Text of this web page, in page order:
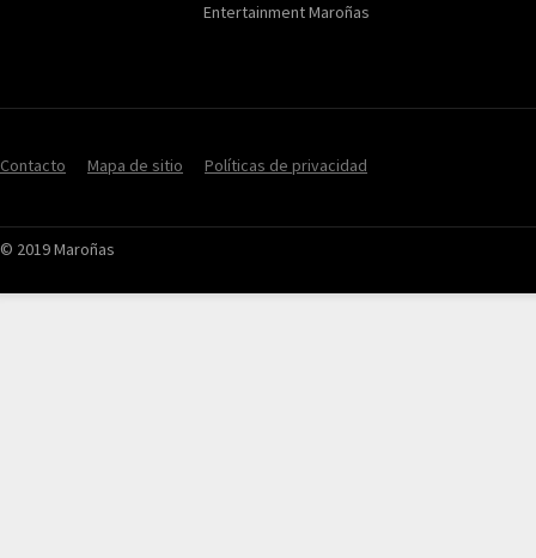
Entertainment Maroñas
Contacto Mapa de sitio Políticas de privacidad
© 2019 Maroñas